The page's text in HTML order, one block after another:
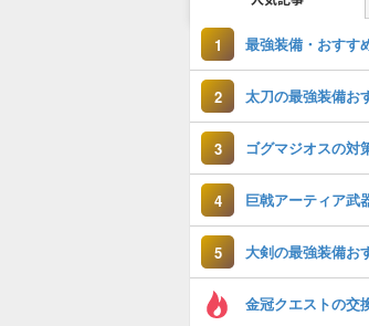
1 最強装備・おすす
2 太刀の最強装備お
3 ゴグマジオスの対
4
5 大剣の最強装備お
金冠クエストの交